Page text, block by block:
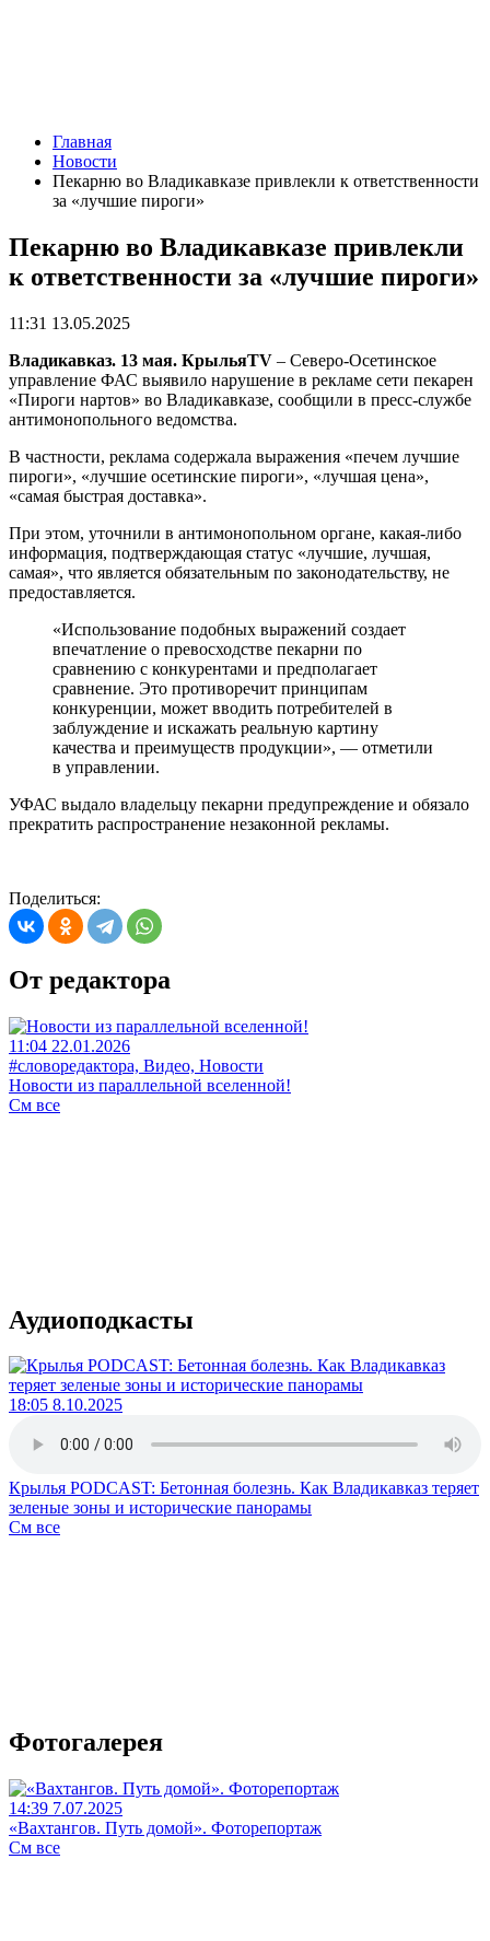
Главная
Новости
Пекарню во Владикавказе привлекли к ответственности
за «лучшие пироги»
Пекарню во Владикавказе привлекли
к ответственности за «лучшие пироги»
11:31 13.05.2025
Владикавказ. 13 мая. КрыльяTV – Cеверо-Осетинское
управление ФАС выявило нарушение в рекламе сети пекарен
«Пироги нартов» во Владикавказе, сообщили в пресс-службе
антимонопольного ведомства.
В частности, реклама содержала выражения «печем лучшие
пироги», «лучшие осетинские пироги», «лучшая цена»,
«самая быстрая доставка».
При этом, уточнили в антимонопольном органе, какая-либо
информация, подтверждающая статус «лучшие, лучшая,
самая», что является обязательным по законодательству, не
предоставляется.
«Использование подобных выражений создает
впечатление о превосходстве пекарни по
сравнению с конкурентами и предполагает
сравнение. Это противоречит принципам
конкуренции, может вводить потребителей в
заблуждение и искажать реальную картину
качества и преимуществ продукции», — отметили
в управлении.
УФАС выдало владельцу пекарни предупреждение и обязало
прекратить распространение незаконной рекламы.
Поделиться:
От редактора
11:04 22.01.2026
#словоредактора, Видео, Новости
Новости из параллельной вселенной!
См все
Аудиоподкасты
18:05 8.10.2025
Крылья PODCAST: Бетонная болезнь. Как Владикавказ теряет
зеленые зоны и исторические панорамы
См все
Фотогалерея
14:39 7.07.2025
«Вахтангов. Путь домой». Фоторепортаж
См все